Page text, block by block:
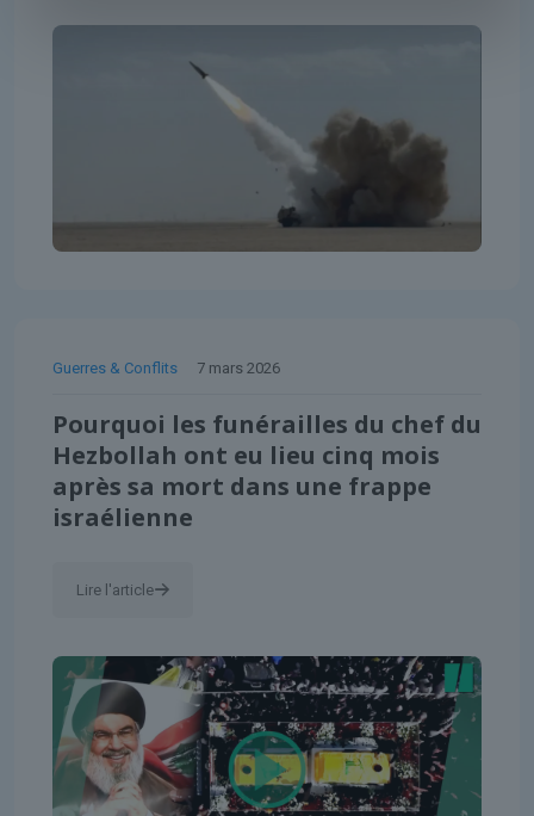
Guerres & Conflits 7 mars 2026
Pourquoi les funérailles du chef du
Hezbollah ont eu lieu cinq mois
après sa mort dans une frappe
israélienne
Lire l'article